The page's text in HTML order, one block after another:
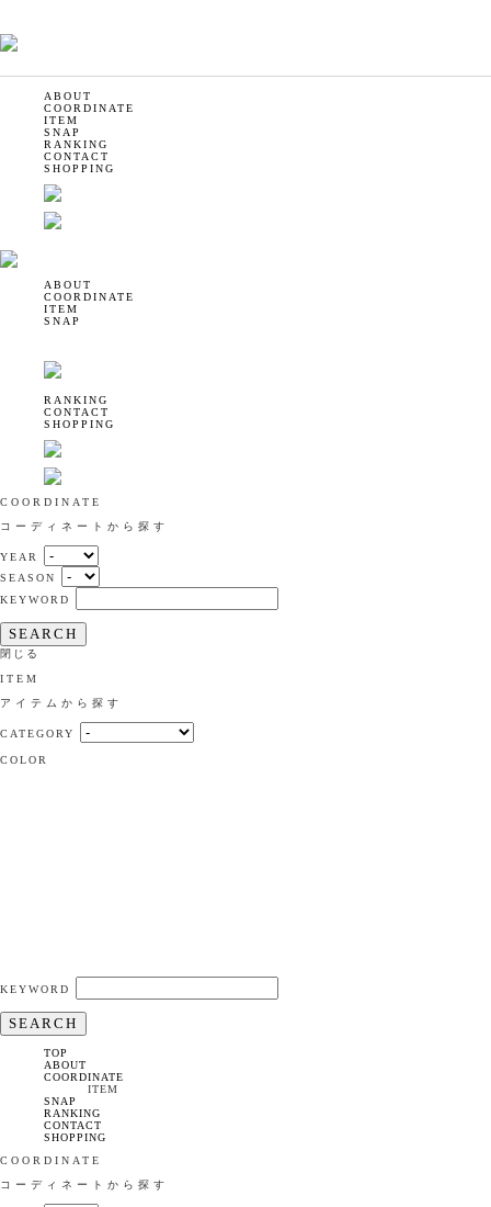
ABOUT
COORDINATE
ITEM
SNAP
RANKING
CONTACT
SHOPPING
ABOUT
COORDINATE
ITEM
SNAP
RANKING
CONTACT
SHOPPING
COORDINATE
コーディネートから探す
YEAR
SEASON
KEYWORD
SEARCH
閉じる
ITEM
アイテムから探す
CATEGORY
COLOR
KEYWORD
SEARCH
TOP
ABOUT
COORDINATE
ITEM
SNAP
RANKING
CONTACT
SHOPPING
COORDINATE
コーディネートから探す